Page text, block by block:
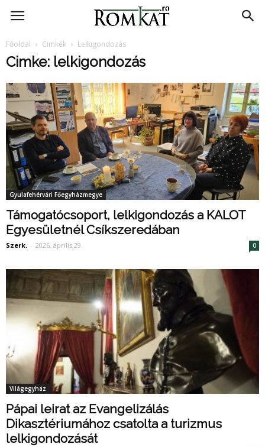
RomKat.ro
Főoldal Cimkék Lelkigondozás
Cimke: lelkigondozás
Gyulafehérvári Főegyházmegye
Támogatócsoport, lelkigondozás a KALOT
Egyesületnél Csíkszeredában
Szerk. - 2026. április 29. 0
Világegyház
Pápai leirat az Evangelizálás
Dikasztériumához csatolta a turizmus
lelkigondozását